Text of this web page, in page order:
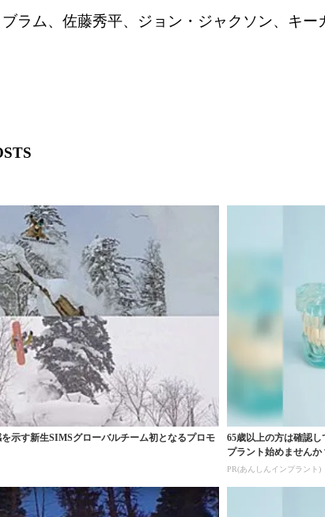
ブラム、佐藤秀平、ジョン・ジャクソン、キ
示す新生SIMSグローバルチーム初となるプロモ
65歳以上の方は確認
プラント始めませんか
PR(あんしんインプラント)